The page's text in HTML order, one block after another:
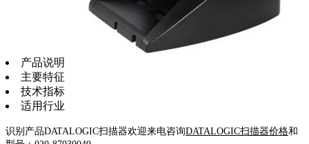
产品说明
主要特征
技术指标
适用行业
识别产品DATALOGIC扫描器欢迎来电咨询DATALOGIC扫描器价格和